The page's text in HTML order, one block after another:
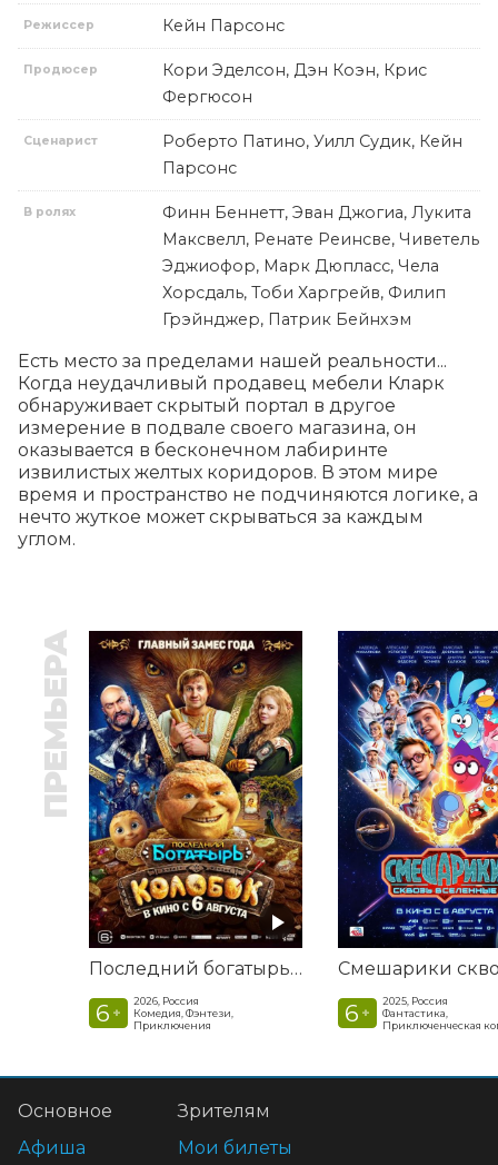
Режиссер Кейн Парсонс
Продюсер
Кори Эделсон, Дэн Коэн, Крис
Фергюсон
Сценарист
Роберто Патино, Уилл Судик, Кейн
Парсонс
В ролях
Финн Беннетт, Эван Джогиа, Лукита
Максвелл, Ренате Реинсве, Чиветель
Эджиофор, Марк Дюпласс, Чела
Хорсдаль, Тоби Харгрейв, Филип
Грэйнджер, Патрик Бейнхэм
Есть место за пределами нашей реальности...
Когда неудачливый продавец мебели Кларк
обнаруживает скрытый портал в другое
измерение в подвале своего магазина, он
оказывается в бесконечном лабиринте
извилистых желтых коридоров. В этом мире
время и пространство не подчиняются логике, а
нечто жуткое может скрываться за каждым
углом.
ПРЕМЬЕРА
Последний богатырь. Колобок
6 +
2026, Россия
Комедия, Фэнтези,
Приключения
6 +
2025, Россия
Фантастика,
Приключенческая
Основное
Афиша
Зрителям
Мои билеты